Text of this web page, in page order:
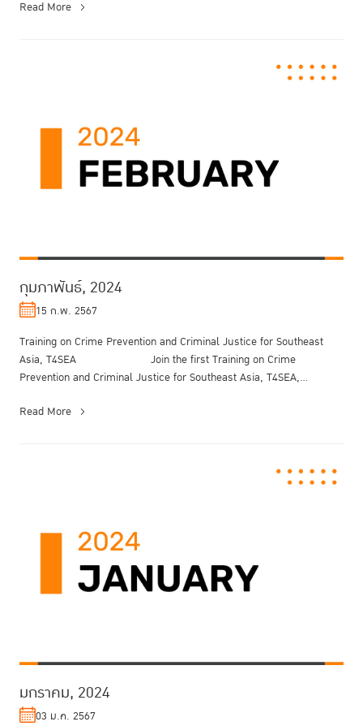
Read More
กุมภาพันธ์, 2024
15 ก.พ. 2567
Training on Crime Prevention and Criminal Justice for Southeast
Asia, T4SEA Join the first Training on Crime
Prevention and Criminal Justice for Southeast Asia, T4SEA,
Read More
มกราคม, 2024
03 ม.ค. 2567